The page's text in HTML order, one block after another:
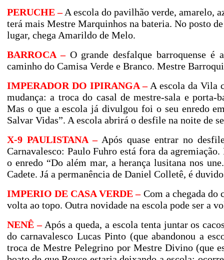
PERUCHE –A escola do pavilhão verde, amarelo,
terá mais Mestre Marquinhos na bateria. No posto
lugar, chega Amarildo de Melo.
BARROCA – O grande desfalque barroquense é
caminho do Camisa Verde e Branco. Mestre
IMPERADOR DO IPIRANGA –A escola da Vila
mudança: a troca do casal de mestre-sala e
Mas o que a escola já divulgou foi o seu enredo
Salvar Vidas”. A escola abrirá o desfile na noite de
X-9 PAULISTANA –Após quase entrar no
Carnavalesco: Paulo Fuhro está fora da
o enredo “Do além mar, a herança lusitana nos
Cadete. Já a permanência de Daniel Colletê, é
IMPERIO DE CASA VERDE –Com a chegada do
volta ao topo. Outra novidade na escola pode ser a
NENÊ –Após a queda, a escola tenta juntar os
do carnavalesco Lucas Pinto (que abandonou a
troca de Mestre Pelegrino por Mestre Divino (que